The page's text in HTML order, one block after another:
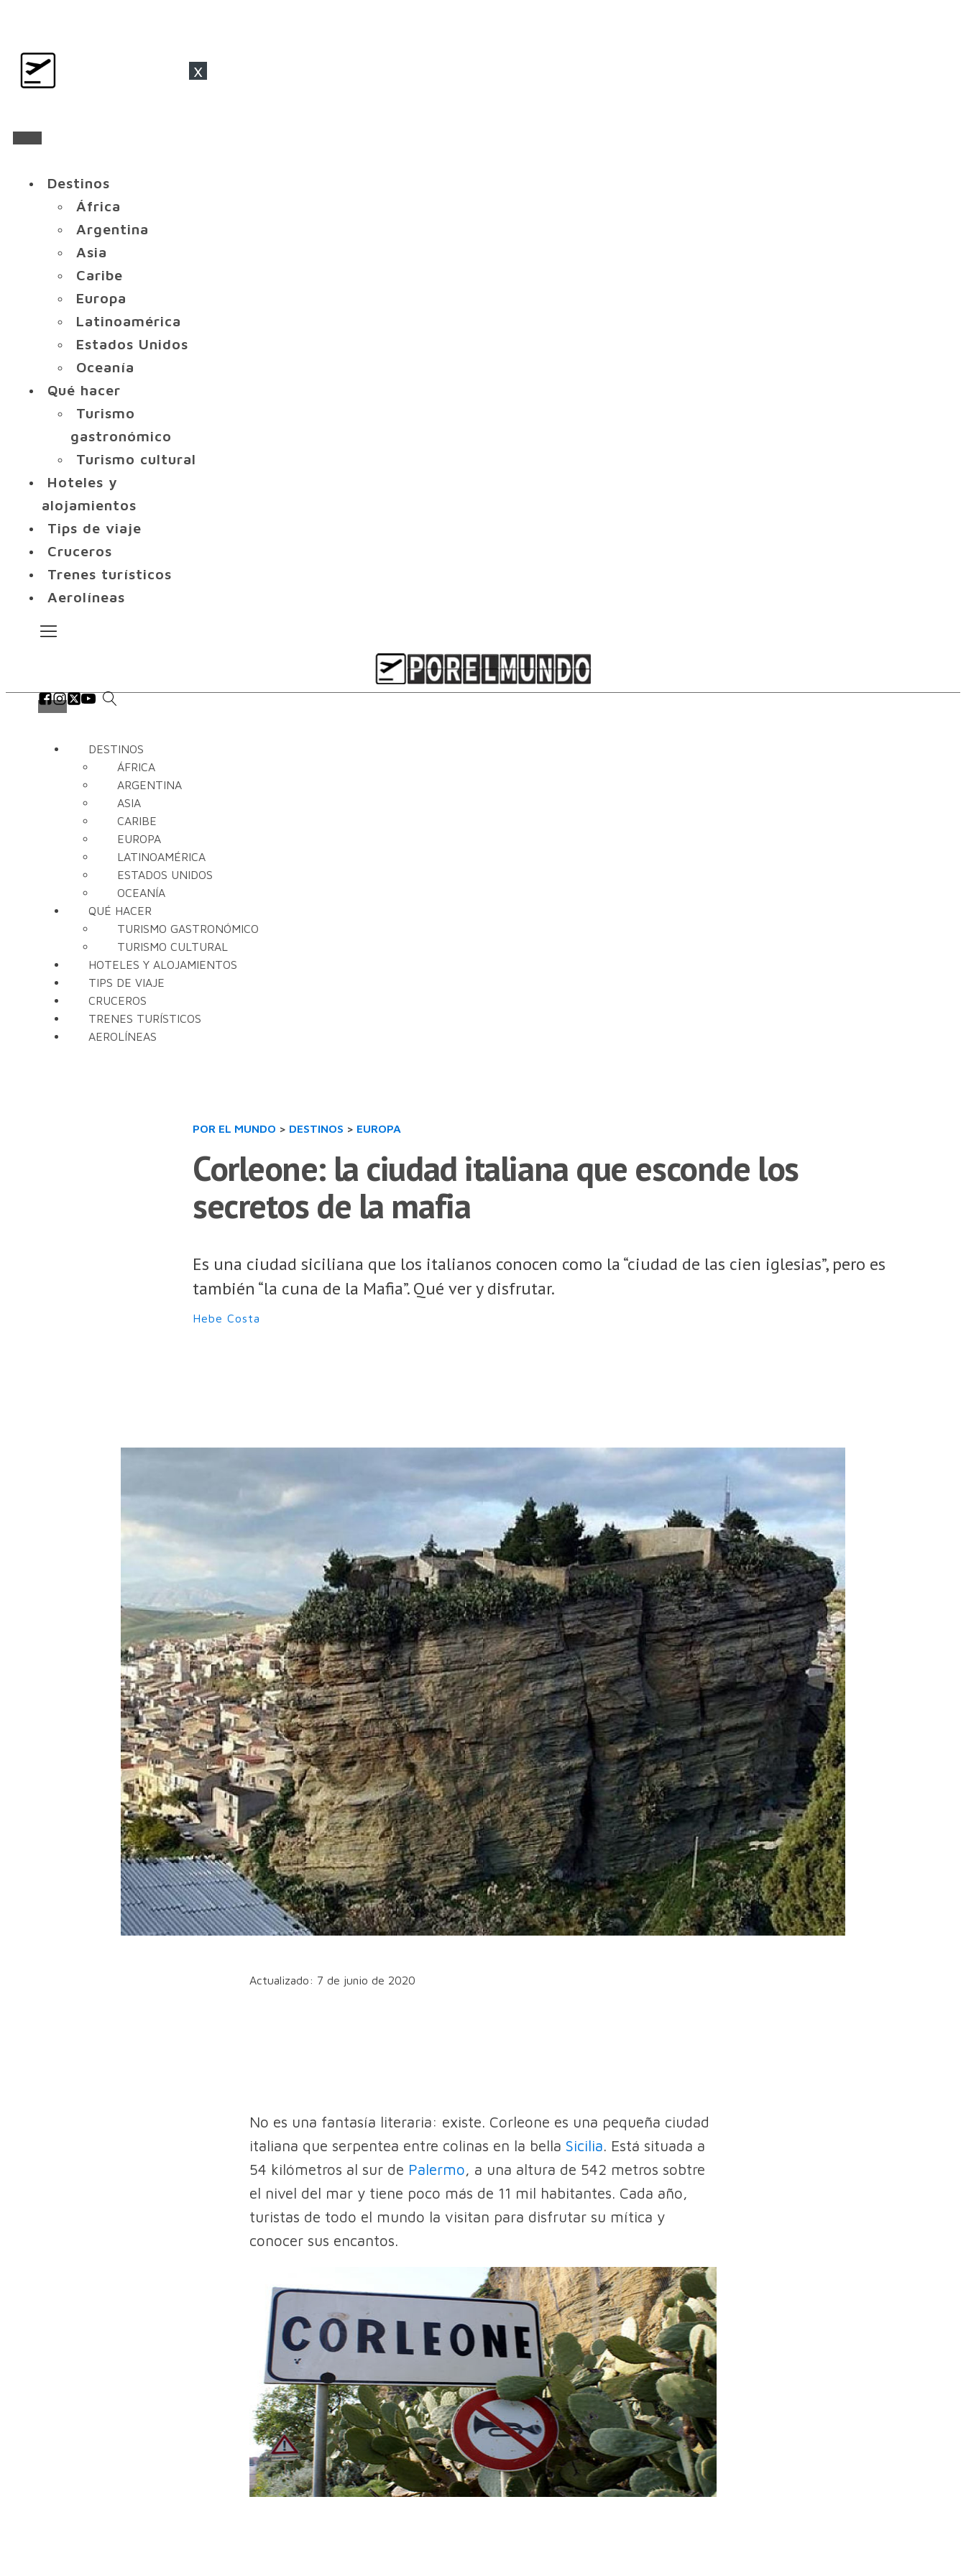
x
Destinos
África
Argentina
Asia
Caribe
Europa
Latinoamérica
Estados Unidos
Oceanía
Qué hacer
Turismo
gastronómico
Turismo cultural
Hoteles y
alojamientos
Tips de viaje
Cruceros
Trenes turísticos
Aerolíneas
DESTINOS
ÁFRICA
ARGENTINA
ASIA
CARIBE
EUROPA
LATINOAMÉRICA
ESTADOS UNIDOS
OCEANÍA
QUÉ HACER
TURISMO GASTRONÓMICO
TURISMO CULTURAL
HOTELES Y ALOJAMIENTOS
TIPS DE VIAJE
CRUCEROS
TRENES TURÍSTICOS
AEROLÍNEAS
POR EL MUNDO > DESTINOS > EUROPA
Corleone: la ciudad italiana que esconde los
secretos de la mafia
Es una ciudad siciliana que los italianos conocen como la “ciudad de las cien iglesias”, pero es
también “la cuna de la Mafia”. Qué ver y disfrutar.
Hebe Costa
Actualizado: 7 de junio de 2020
No es una fantasía literaria: existe. Corleone es una pequeña ciudad
italiana que serpentea entre colinas en la bella Sicilia. Está situada a
54 kilómetros al sur de Palermo , a una altura de 542 metros sobtre
el nivel del mar y tiene poco más de 11 mil habitantes. Cada año,
turistas de todo el mundo la visitan para disfrutar su mítica y
conocer sus encantos.